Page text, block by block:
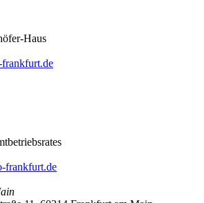
Haus
frankfurt.de
frankfurt.de